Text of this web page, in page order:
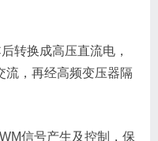
转换成高压直流电，
流，再经高频变压器隔
信号产生及控制，保